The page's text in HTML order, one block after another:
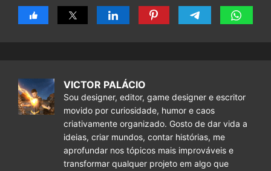
VICTOR PALÁCIO
Sou designer, editor, game designer e escritor
movido por curiosidade, humor e caos
criativamente organizado. Gosto de dar vida a
ideias, criar mundos, contar histórias, me
aprofundar nos tópicos mais improváveis e
transformar qualquer projeto em algo que